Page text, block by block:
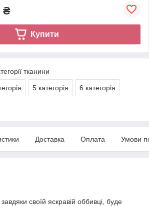
₴
Купити
тканини
5 категорія 6 категорія
Доставка Оплата Умови
своїй яскравій оббивці, буде